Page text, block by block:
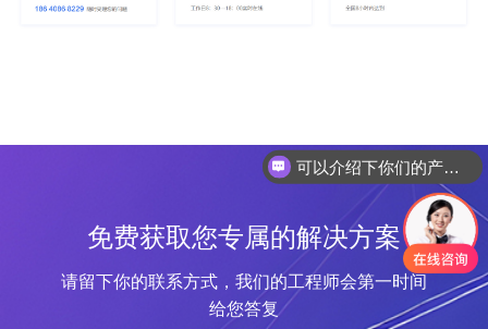
免费获取您专属的解决方案
请留下你的联系方式，我们的工程师会第一时间
给您答复
可以介绍下你们的产品么